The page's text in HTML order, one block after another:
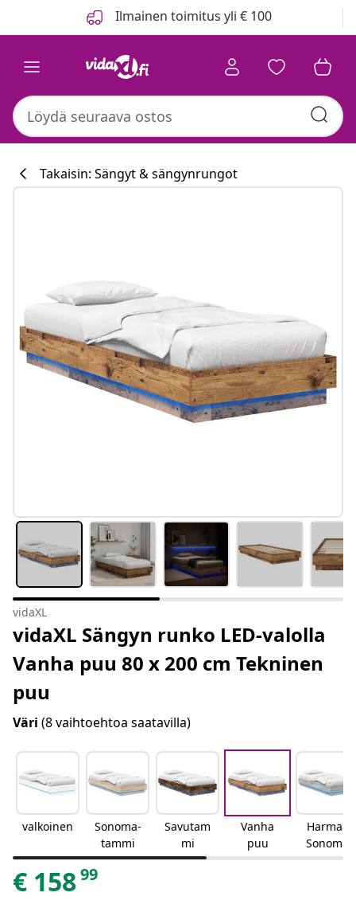
Ilmainen toimitus yli € 100
#sharemevidaxl
Takaisin: Sängyt & sängynrungot
vidaXL
vidaXL Sängyn runko LED-valolla
Vanha puu 80 x 200 cm Tekninen
puu
Väri (8 vaihtoehtoa saatavilla)
valkoinen
Sonoma-
tammi
Savutam
mi
Vanha
puu
Harmaa
Sonoma
€ 15899